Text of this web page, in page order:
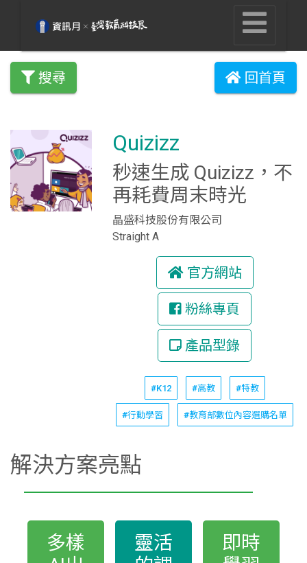
搜尋 回首頁
Quizizz
秒速生成 Quizizz，不
再耗費周末時光
晶盛科技股份有限公司
Straight A
官方網站
粉絲專頁
產品型錄
#K12 #高教 #特教
#行動學習 #教育部數位內容選購名單
解決方案亮點
多樣
靈活
即時